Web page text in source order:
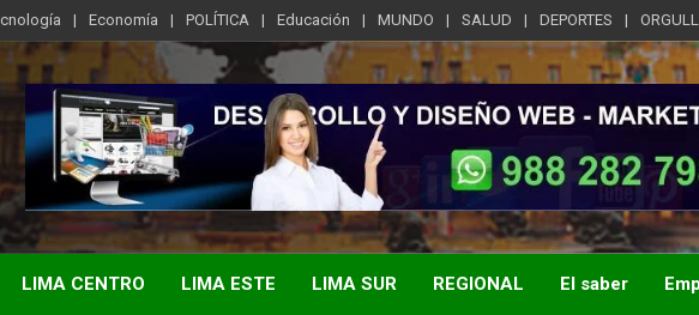
Economía POLÍTICA Educación MUNDO SALUD DEPORTES
LIMA CENTRO LIMA ESTE LIMA SUR REGIONAL El saber